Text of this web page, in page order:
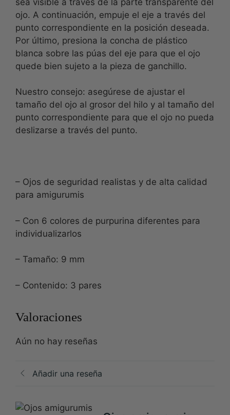
ojo. A continuación, empuje el eje a través del
punto correspondiente en la posición deseada.
Por último, presiona la concha de plástico
blanca sobre las púas del eje para que el ojo
quede bien sujeto a la pieza de ganchillo.
Nuestro consejo: asegúrese de ajustar el
tamaño del ojo al grosor del hilo y al tamaño del
punto correspondiente para que el ojo no pueda
deslizarse a través del punto.
– Ojos de seguridad realistas y de alta calidad
para amigurumis
– Con 6 colores de purpurina diferentes para
individualizarlos
– Tamaño: 9 mm
– Contenido: 3 pares
Valoraciones
Aún no hay reseñas
Añadir una reseña